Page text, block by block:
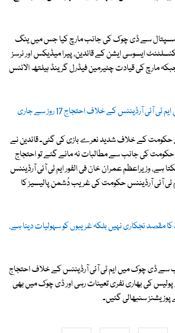
ہسپتال سے ڈی چوک کی جانب مارچ کیا جس میں ینگ
ایسوسی ایشن کے قائدین، پیرا میڈیکس اور نرسز
مارچ کی قیادت چئیرمین فیڈرل گرینڈ ہیلتھ الائنس
ٹی آئی آرڈیننس کے خلاف احتجاج 17 روز سے جاری
کے خلاف شدید نعرے بازی کی گئی۔ قائدین نے
کی جانب سے مطالبات نہ مانے گئے تو احتجاج
ہے، وزیراعظم عمران خان فی الفور ایم ٹی آئی آرڈیننس
ٹی آئی آرڈیننس حکومت کی غریب دُشمن پالیسیز کا
مقصد نجکاری نہیں بلکہ غریبوں کو سہولیات دینا ہے،
سے ڈی چوک میں ایم ٹی آئی آرڈیننس کے خلاف احتجاج
پولیس کی بھاری نفری تعینات رہی اور ڈی چوک میں بھی
سنبھالی گئیں۔